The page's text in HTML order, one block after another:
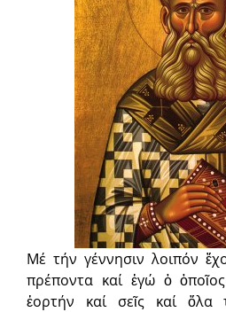
Μέ τήν γέννησιν λοιπόν
πρέποντα καί ἐγώ ὁ
ἑορτήν καί σεῖς καί ὅλα